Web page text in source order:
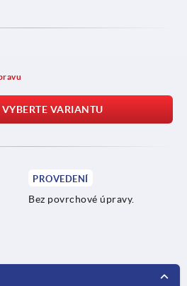
VYBERTE VARIANTU
PROVEDENÍ
Bez povrchové úpravy.